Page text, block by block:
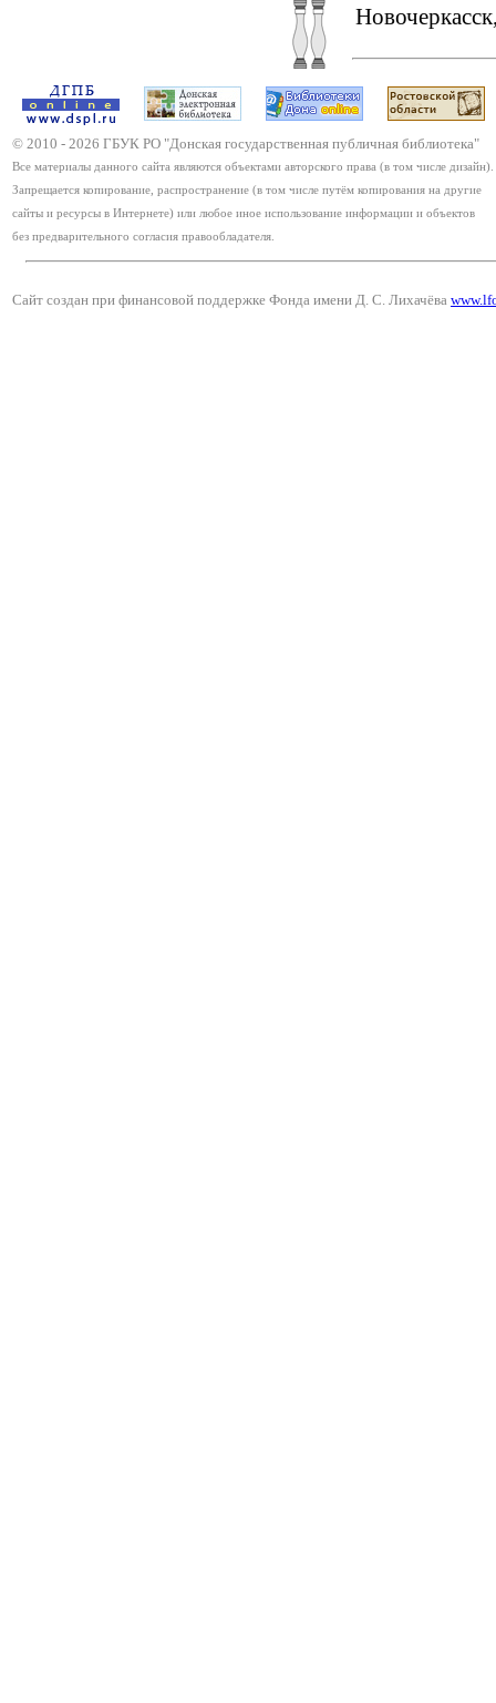
© 2010 - 2026 ГБУК РО "Донская государственная публичная библиотека"
Все материалы данного сайта являются объектами авторского права (в том числе дизайн).
Запрещается копирование, распространение (в том числе путём копирования на другие
сайты и ресурсы в Интернете) или любое иное использование информации и объектов
без предварительного согласия правообладателя.
Сайт создан при финансовой поддержке Фонда имени Д. С. Лихачёва